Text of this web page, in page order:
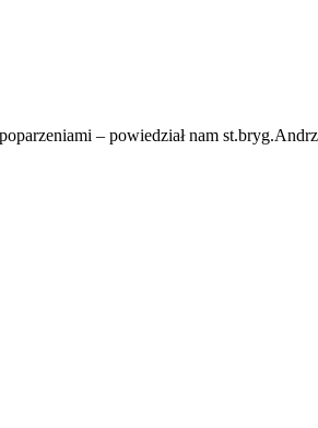
– powiedział nam